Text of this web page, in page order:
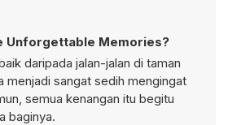
Unforgettable Memories?
daripada jalan-jalan di taman
menjadi sangat sedih mengingat
semua kenangan itu begitu
baginya.